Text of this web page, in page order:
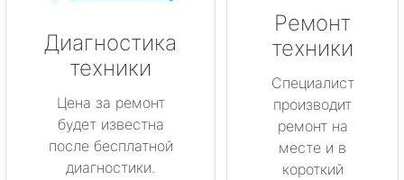
Диагностика
техники
Цена за ремонт
будет известна
после бесплатной
диагностики.
Ремонт
техники
Специалист
производит
ремонт на
месте и в
короткий